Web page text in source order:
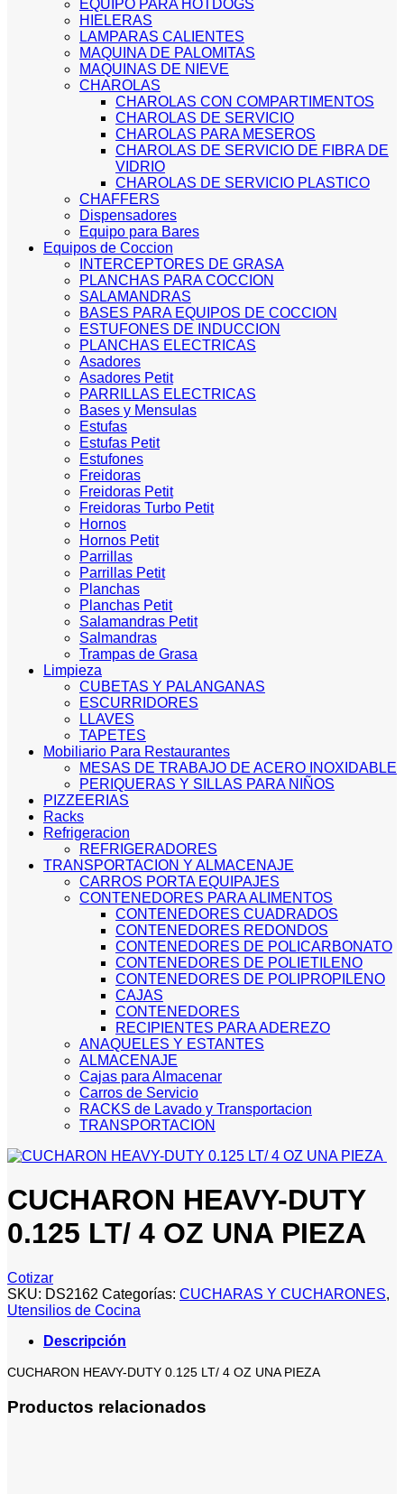
EQUIPO PARA HOTDOGS
HIELERAS
LAMPARAS CALIENTES
MAQUINA DE PALOMITAS
MAQUINAS DE NIEVE
CHAROLAS
CHAROLAS CON COMPARTIMENTOS
CHAROLAS DE SERVICIO
CHAROLAS PARA MESEROS
CHAROLAS DE SERVICIO DE FIBRA DE
VIDRIO
CHAROLAS DE SERVICIO PLASTICO
CHAFFERS
Dispensadores
Equipo para Bares
Equipos de Coccion
INTERCEPTORES DE GRASA
PLANCHAS PARA COCCION
SALAMANDRAS
BASES PARA EQUIPOS DE COCCION
ESTUFONES DE INDUCCION
PLANCHAS ELECTRICAS
Asadores
Asadores Petit
PARRILLAS ELECTRICAS
Bases y Mensulas
Estufas
Estufas Petit
Estufones
Freidoras
Freidoras Petit
Freidoras Turbo Petit
Hornos
Hornos Petit
Parrillas
Parrillas Petit
Planchas
Planchas Petit
Salamandras Petit
Salmandras
Trampas de Grasa
Limpieza
CUBETAS Y PALANGANAS
ESCURRIDORES
LLAVES
TAPETES
Mobiliario Para Restaurantes
MESAS DE TRABAJO DE ACERO INOXIDABLE
PERIQUERAS Y SILLAS PARA NIÑOS
PIZZEERIAS
Racks
Refrigeracion
REFRIGERADORES
TRANSPORTACION Y ALMACENAJE
CARROS PORTA EQUIPAJES
CONTENEDORES PARA ALIMENTOS
CONTENEDORES CUADRADOS
CONTENEDORES REDONDOS
CONTENEDORES DE POLICARBONATO
CONTENEDORES DE POLIETILENO
CONTENEDORES DE POLIPROPILENO
CAJAS
CONTENEDORES
RECIPIENTES PARA ADEREZO
ANAQUELES Y ESTANTES
ALMACENAJE
Cajas para Almacenar
Carros de Servicio
RACKS de Lavado y Transportacion
TRANSPORTACION
CUCHARON HEAVY-DUTY
0.125 LT/ 4 OZ UNA PIEZA
Cotizar
SKU: DS2162 Categorías: CUCHARAS Y CUCHARONES,
Utensilios de Cocina
Descripción
CUCHARON HEAVY-DUTY 0.125 LT/ 4 OZ UNA PIEZA
Productos relacionados